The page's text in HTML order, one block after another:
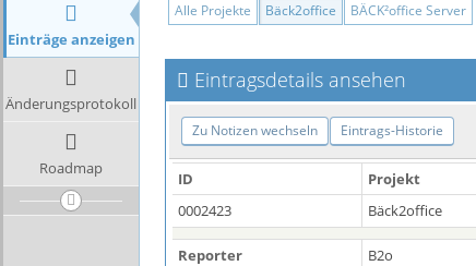
Einträge anzeigen
Änderungsprotokoll
Roadmap
Alle Projekte Bäck2office BÄCK²office Server
Eintragsdetails ansehen
Zu Notizen wechseln Eintrags-Historie
ID Projekt
0002423
Bäck2office
Reporter B2o